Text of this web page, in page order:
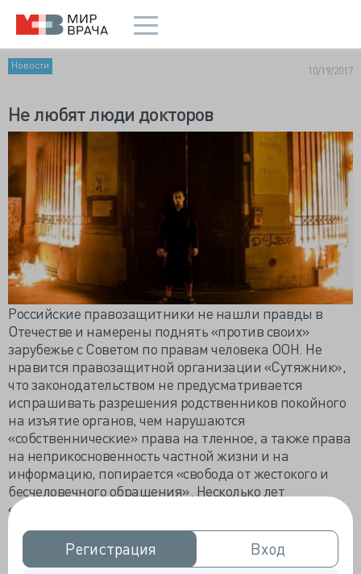
Регистрация
Регистрация Вход
Вход
Новости 10/19/2017
Не любят люди докторов
Российские правозащитники не нашли правды в
Отечестве и намерены поднять «против своих»
зарубежье с Советом по правам человека ООН. Не
нравится правозащитной организации «Сутяжник»,
что законодательством не предусматривается
испрашивать разрешения родственников покойного
на изъятие органов, чем нарушаются
«собственнические» права на тленное, а также права
на неприкосновенность частной жизни и на
информацию, попирается «свобода от жестокого и
бесчеловечного обращения». Несколько лет
«Сутяжник» бесплодно тягался в судах за родителей
погибшей в ДТП Алины Саблиной, вознамерившихся
строго наказать врачей за изъятие органов.
Беспредельная жадность живых до ООН доведёт…